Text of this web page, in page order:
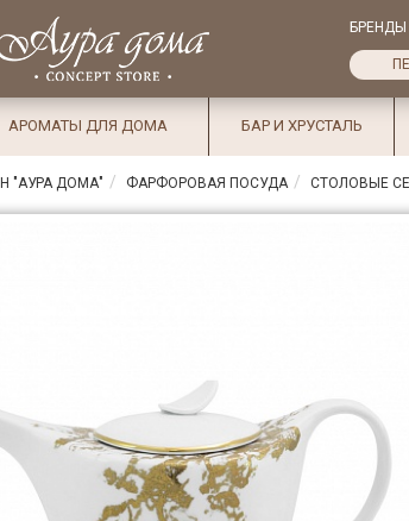
БРЕНДЫ
АРОМАТЫ ДЛЯ ДОМА БАР И ХРУСТАЛЬ
"АУРА ДОМА" ФАРФОРОВАЯ ПОСУДА СТОЛОВЫЕ